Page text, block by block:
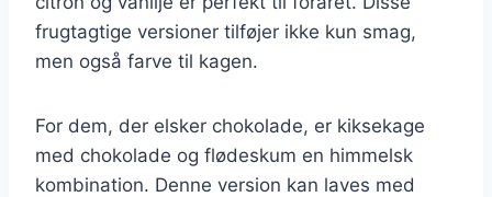
frugtagtige versioner tilføjer ikke kun smag,
men også farve til kagen.
For dem, der elsker chokolade, er kiksekage
med chokolade og flødeskum en himmelsk
kombination. Denne version kan laves med